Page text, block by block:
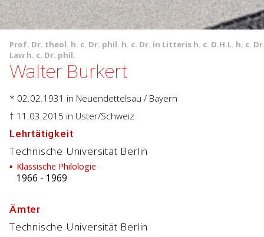
Prof. Dr. theol. h. c. Dr. phil. h. c. Dr. in Litteris h. c. D.H.L. h. c.
Law h. c. Dr. phil.
Walter Burkert
* 02.02.1931 in Neuendettelsau / Bayern
† 11.03.2015 in Uster/Schweiz
Lehrtätigkeit
Technische Universität Berlin
Klassische Philologie
1966 - 1969
Ämter
Technische Universität Berlin